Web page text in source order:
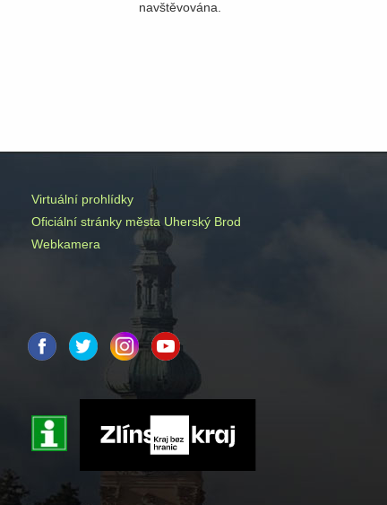
navštěvována.
Virtuální prohlídky
Oficiální stránky města Uherský Brod
Webkamera